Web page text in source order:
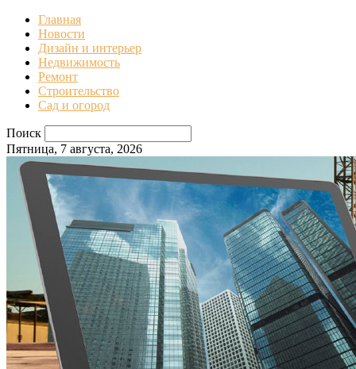
Главная
Новости
Дизайн и интерьер
Недвижимость
Ремонт
Строительство
Сад и огород
Поиск
Пятница, 7 августа, 2026